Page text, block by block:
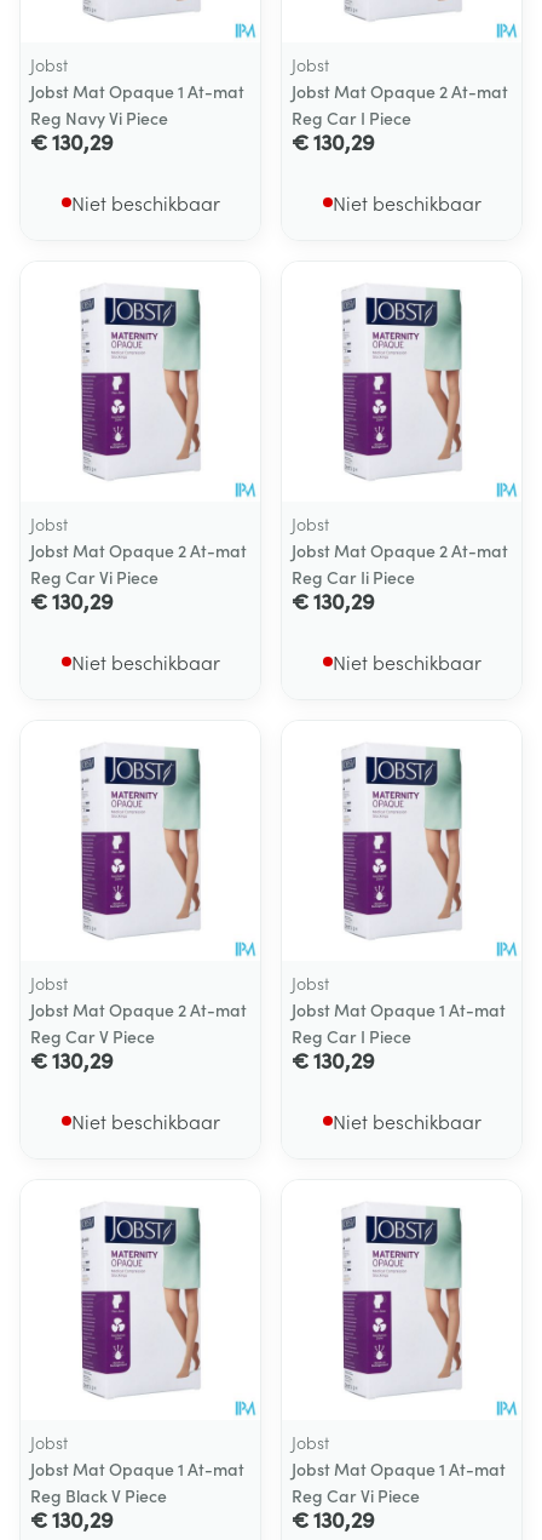
Jobst
Jobst Mat Opaque 1 At-mat
Reg Navy Vi Piece
€ 130,29
Niet beschikbaar
Jobst
Jobst Mat Opaque 2 At-mat
Reg Car I Piece
€ 130,29
Niet beschikbaar
Jobst
Jobst Mat Opaque 2 At-mat
Reg Car Vi Piece
€ 130,29
Niet beschikbaar
Jobst
Jobst Mat Opaque 2 At-mat
Reg Car Ii Piece
€ 130,29
Niet beschikbaar
Jobst
Jobst Mat Opaque 2 At-mat
Reg Car V Piece
€ 130,29
Niet beschikbaar
Jobst
Jobst Mat Opaque 1 At-mat
Reg Car I Piece
€ 130,29
Niet beschikbaar
Jobst
Jobst Mat Opaque 1 At-mat
Reg Black V Piece
€ 130,29
Jobst
Jobst Mat Opaque 1 At-mat
Reg Car Vi Piece
€ 130,29